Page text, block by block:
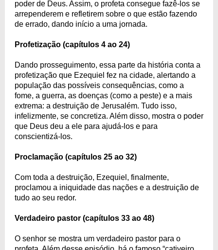
poder de Deus. Assim, o profeta consegue fazê-los se
arrependerem e refletirem sobre o que estão fazendo
de errado, dando início a uma jornada.
Profetização (capítulos 4 ao 24)
Dando prosseguimento, essa parte da história conta a
profetização que Ezequiel fez na cidade, alertando a
população das possíveis consequências, como a
fome, a guerra, as doenças (como a peste) e a mais
extrema: a destruição de Jerusalém. Tudo isso,
infelizmente, se concretiza. Além disso, mostra o poder
que Deus deu a ele para ajudá-los e para
conscientizá-los.
Proclamação (capítulos 25 ao 32)
Com toda a destruição, Ezequiel, finalmente,
proclamou a iniquidade das nações e a destruição de
tudo ao seu redor.
Verdadeiro pastor (capítulos 33 ao 48)
O senhor se mostra um verdadeiro pastor para o